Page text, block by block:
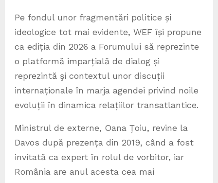
Pe fondul unor fragmentări politice și
ideologice tot mai evidente, WEF își propune
ca ediția din 2026 a Forumului să reprezinte
o platformă imparțială de dialog și
reprezintă şi contextul unor discuții
internaționale în marja agendei privind noile
evoluții în dinamica relațiilor transatlantice.
Ministrul de externe, Oana Țoiu, revine la
Davos după prezența din 2019, când a fost
invitată ca expert în rolul de vorbitor, iar
România are anul acesta cea mai